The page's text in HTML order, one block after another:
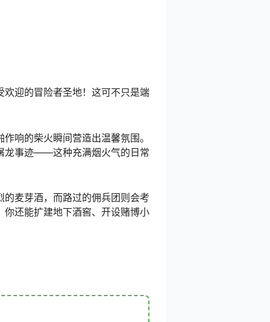
迎的冒险者圣地！这可不只是端
响的柴火瞬间营造出温馨氛围。
龙事迹——这种充满烟火气的日常
麦芽酒，而路过的佣兵团则会考
还能扩建地下酒窖、开设赌博小